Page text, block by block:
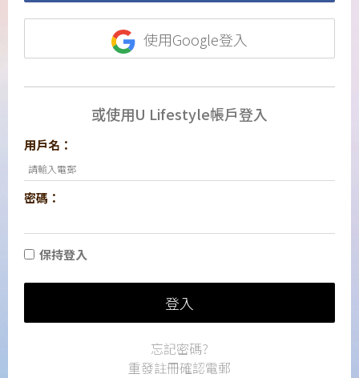
使用Google登入
或使用U Lifestyle帳戶登入
用戶名：
密碼：
保持登入
登入
忘記密碼?
重發註冊確認電郵